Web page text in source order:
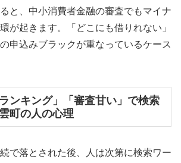
と、中小消費者金融の審査でもマイナ
が起きます。「どこにも借りれない」
申込みブラックが重なっているケース
ンキング」「審査甘い」で検索
町の人の心理
で落とされた後、人は次第に検索ワー